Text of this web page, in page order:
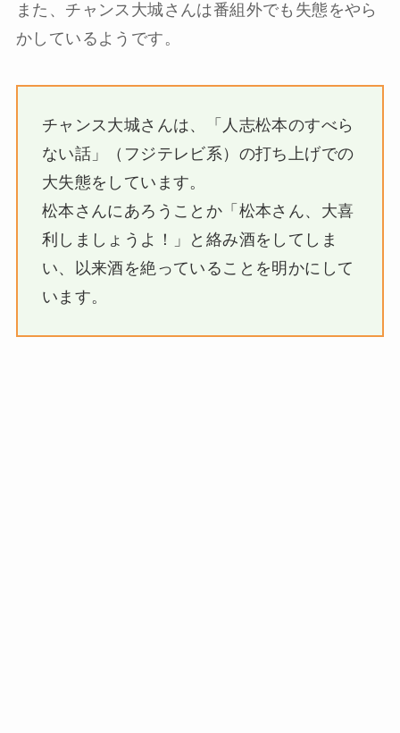
また、チャンス大城さんは番組外でも失態をやら
かしているようです。
チャンス大城さんは、「人志松本のすべら
ない話」（フジテレビ系）の打ち上げでの
大失態をしています。
松本さんにあろうことか「松本さん、大喜
利しましょうよ！」と絡み酒をしてしま
い、以来酒を絶っていることを明かにして
います。